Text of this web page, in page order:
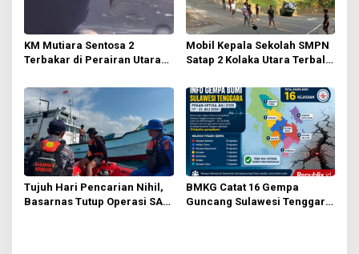
KM Mutiara Sentosa 2
Terbakar di Perairan Utara
Penumpang Dievakuasi
Mobil Kepala Sekolah SMPN
Satap 2 Kolaka Utara Terbalik
Tamborasi
Tujuh Hari Pencarian Nihil,
Basarnas Tutup Operasi SAR
BMKG Catat 16 Gempa
Guncang Sulawesi Tenggara